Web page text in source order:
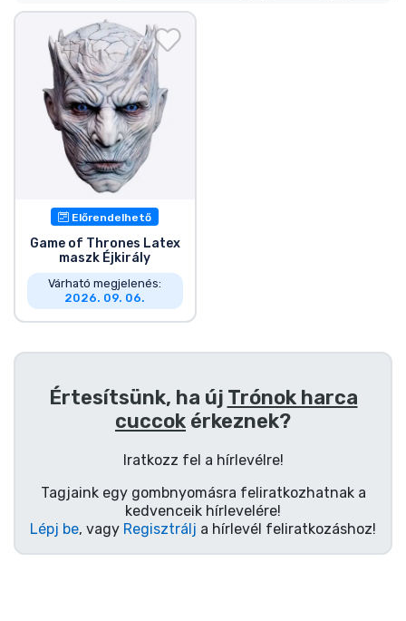
Előrendelhető
Game of Thrones Latex
maszk Éjkirály
Várható megjelenés:
2026. 09. 06.
Értesítsünk, ha új Trónok harca
cuccok érkeznek?
Iratkozz fel a hírlevélre!
Tagjaink egy gombnyomásra feliratkozhatnak a
kedvenceik hírlevelére!
Lépj be, vagy Regisztrálj a hírlevél feliratkozáshoz!
Ajándékkártya
Szállítás és fizetés
Sorozatos cuccok
Filmes cuccok
Mesés cuccok
Animés cuccok
Gamer cuccok
Sportos cuccok
Zenés cuccok
Terméktípusok